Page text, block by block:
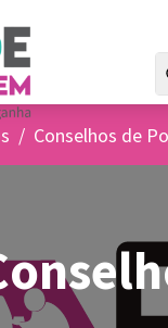
/ Conselhos de